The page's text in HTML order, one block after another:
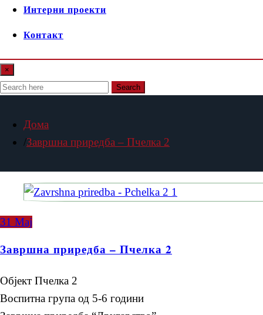
Интерни проекти
Контакт
×
Search
Дома
Завршна приредба – Пчелка 2
31 Мај
Завршна приредба – Пчелка 2
Објект Пчелка 2
Воспитна група од 5-6 години